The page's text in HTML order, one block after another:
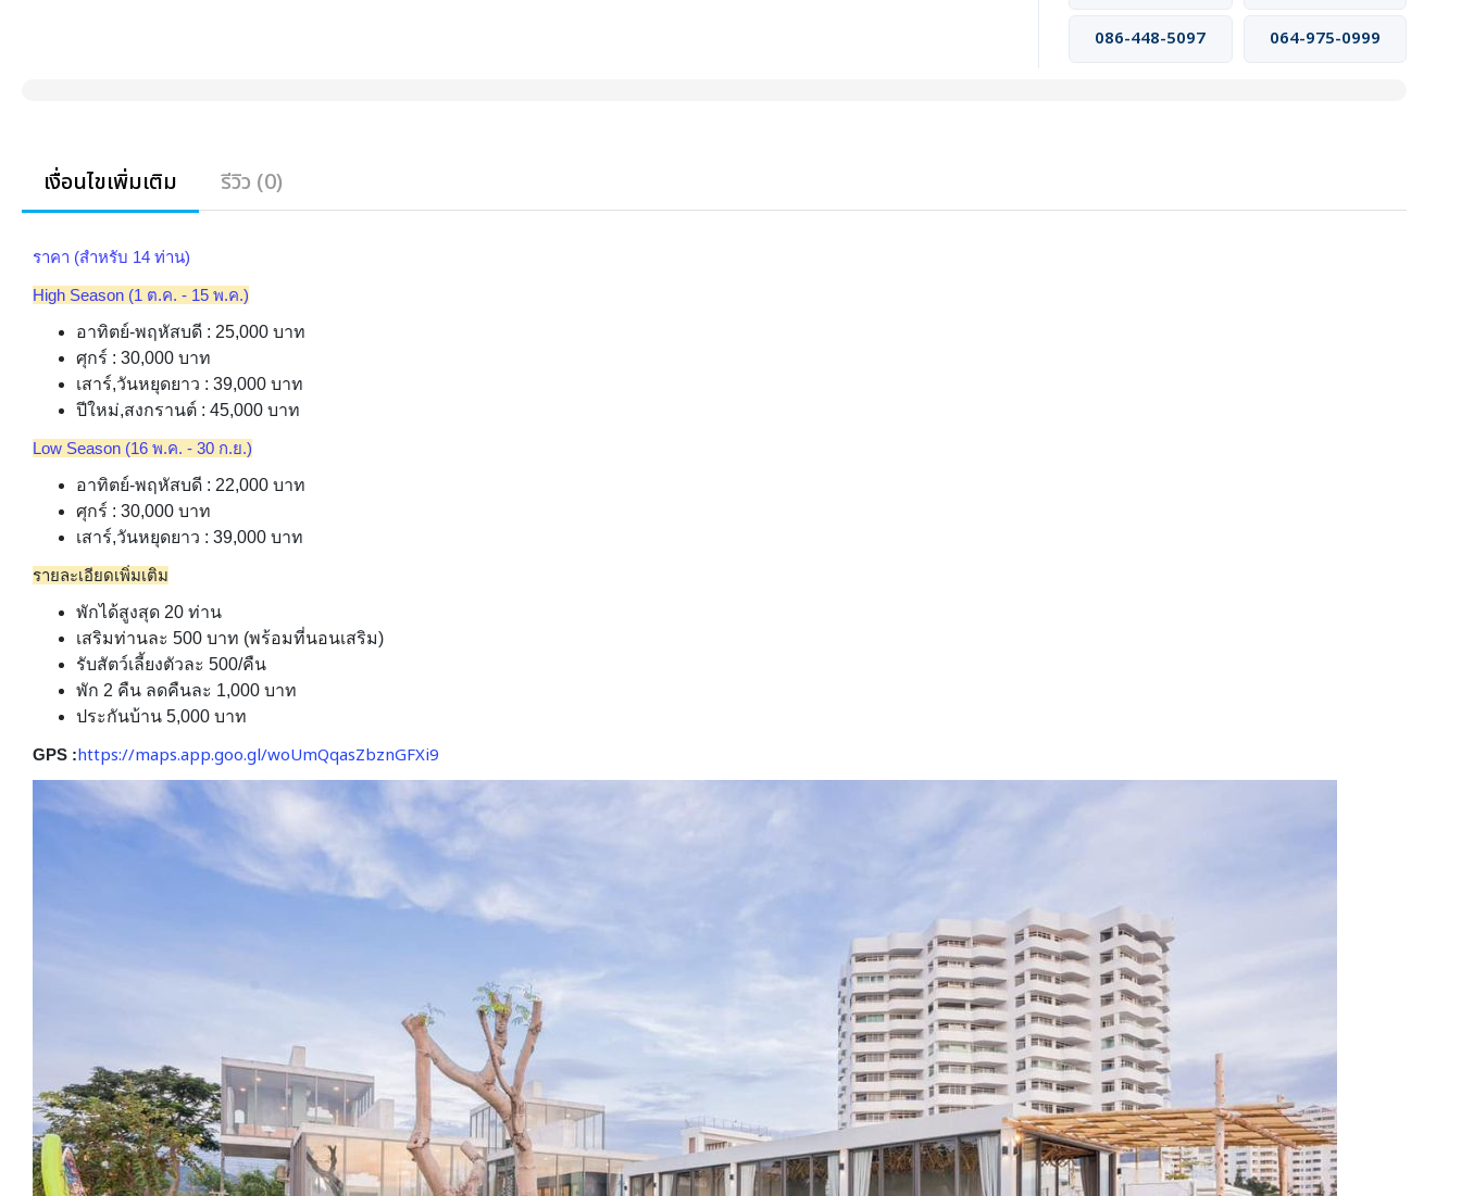
086-448-5097 064-975-0999
เงื่อนไขเพิ่มเติม รีวิว (0)
ราคา (สำหรับ 14 ท่าน)
High Season (1 ต.ค. - 15 พ.ค.)
อาทิตย์-พฤหัสบดี : 25,000 บาท
ศุกร์ : 30,000 บาท
เสาร์,วันหยุดยาว : 39,000 บาท
ปีใหม่,สงกรานต์ : 45,000 บาท
Low Season (16 พ.ค. - 30 ก.ย.)
อาทิตย์-พฤหัสบดี : 22,000 บาท
ศุกร์ : 30,000 บาท
เสาร์,วันหยุดยาว : 39,000 บาท
รายละเอียดเพิ่มเติม
พักได้สูงสุด 20 ท่าน
เสริมท่านละ 500 บาท (พร้อมที่นอนเสริม)
รับสัตว์เลี้ยงตัวละ 500/คืน
พัก 2 คืน ลดคืนละ 1,000 บาท
ประกันบ้าน 5,000 บาท
GPS :https://maps.app.goo.gl/woUmQqasZbznGFXi9